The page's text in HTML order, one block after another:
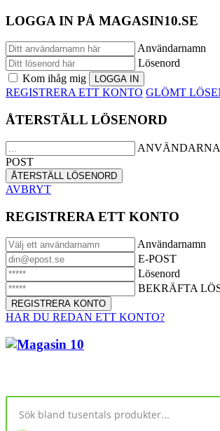
LOGGA IN PÅ MAGASIN10.SE
Användarnamn
Lösenord
Kom ihåg mig
REGISTRERA ETT KONTO GLÖMT
ÅTERSTÄLL LÖSENORD
POST
AVBRYT
REGISTRERA ETT KONTO
Användarnamn
E-POST
Lösenord
BEKRÄFTA
HAR DU REDAN ETT KONTO?